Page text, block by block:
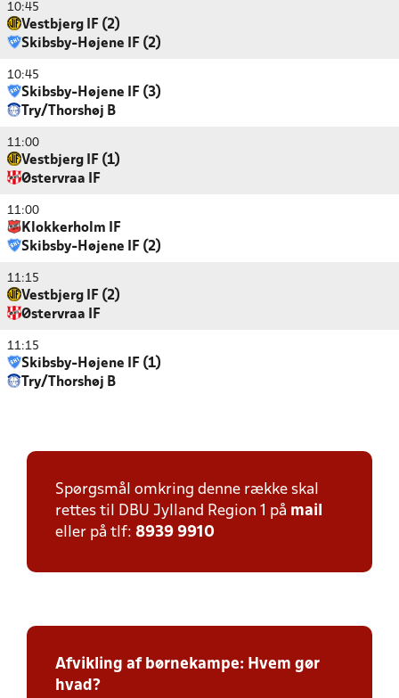
10:45
Vestbjerg IF (2)
Skibsby-Højene IF (2)
10:45
Skibsby-Højene IF (3)
Try/Thorshøj B
11:00
Vestbjerg IF (1)
Østervraa IF
11:00
Klokkerholm IF
Skibsby-Højene IF (2)
11:15
Vestbjerg IF (2)
Østervraa IF
11:15
Skibsby-Højene IF (1)
Try/Thorshøj B
Spørgsmål omkring denne række skal
rettes til DBU Jylland Region 1 på mail
eller på tlf: 8939 9910
Afvikling af børnekampe: Hvem gør
hvad?